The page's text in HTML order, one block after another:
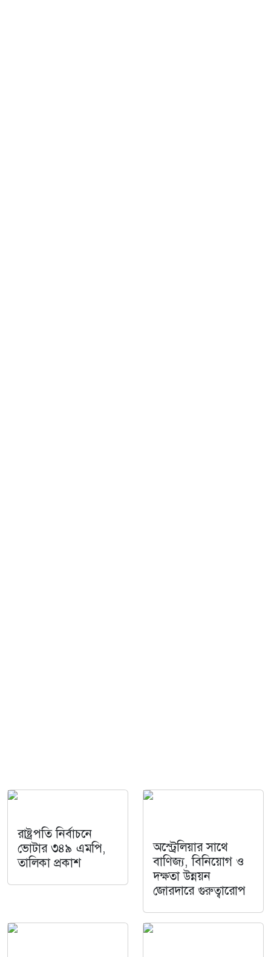
রাষ্ট্রপতি নির্বাচনে
ভোটার ৩৪৯ এমপি,
তালিকা প্রকাশ
অস্ট্রেলিয়ার সাথে
বাণিজ্য, বিনিয়োগ ও
দক্ষতা উন্নয়ন
জোরদারে গুরুত্বারোপ